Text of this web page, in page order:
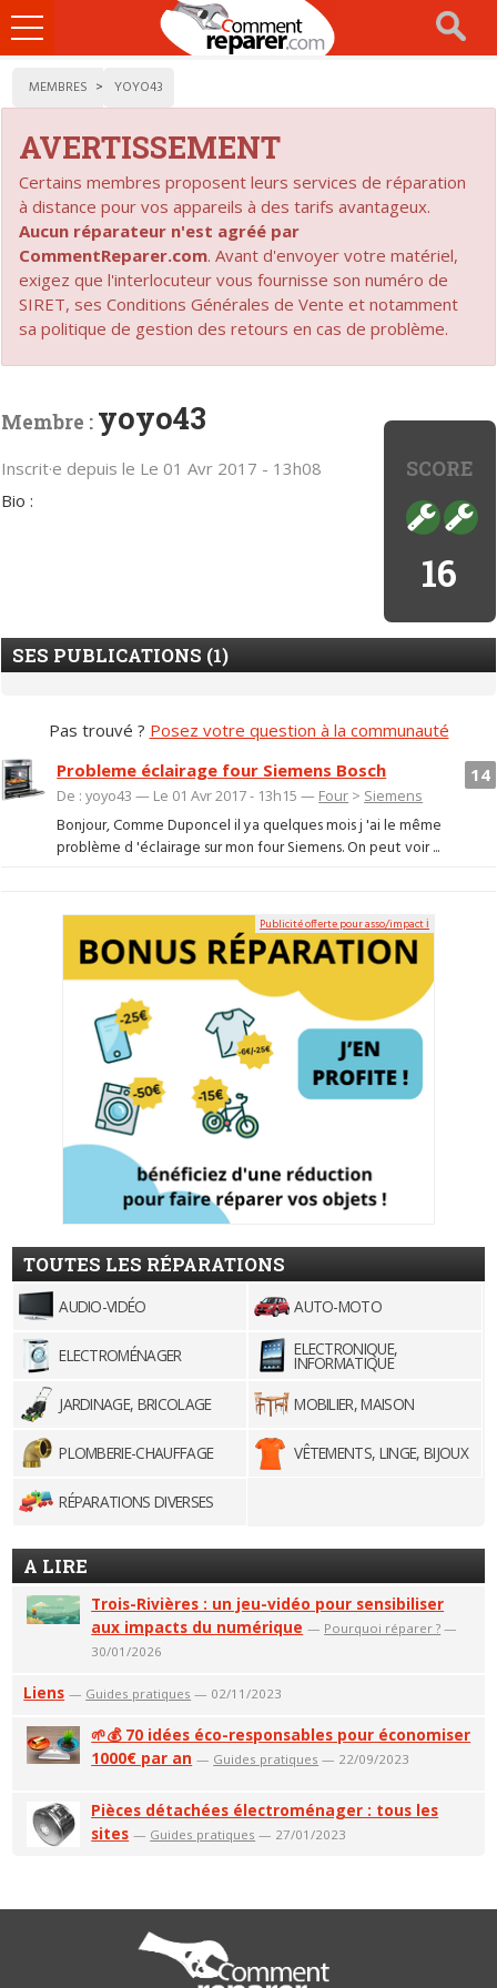
Ouvrir
le
MEMBRES YOYO43
AVERTISSEMENT
Certains membres proposent leurs services de réparation
à distance pour vos appareils à des tarifs avantageux.
Aucun réparateur n'est agréé par
CommentReparer.com. Avant d'envoyer votre matériel,
exigez que l'interlocuteur vous fournisse son numéro de
SIRET, ses Conditions Générales de Vente et notamment
sa politique de gestion des retours en cas de problème.
SCORE
16
Membre : yoyo43
Inscrit·e depuis le Le 01 Avr 2017 - 13h08
Bio :
SES PUBLICATIONS (1)
Pas trouvé ? Posez votre question à la communauté
14
Probleme éclairage four Siemens Bosch
De : yoyo43 — Le 01 Avr 2017 - 13h15 — Four > Siemens
Bonjour, Comme Duponcel il ya quelques mois j 'ai le même
problème d 'éclairage sur mon four Siemens. On peut voir ...
Publicité offerte pour asso/impact ℹ
TOUTES LES RÉPARATIONS
AUDIO-VIDÉO AUTO-MOTO
ELECTROMÉNAGER ELECTRONIQUE,
INFORMATIQUE
JARDINAGE, BRICOLAGE
MOBILIER, MAISON
PLOMBERIE-CHAUFFAGE VÊTEMENTS, LINGE, BIJOUX
RÉPARATIONS DIVERSES
A LIRE
Trois-Rivières : un jeu-vidéo pour sensibiliser
aux impacts du numérique — Pourquoi réparer ? —
30/01/2026
Liens — Guides pratiques — 02/11/2023
🌱💰 70 idées éco-responsables pour économiser
1000€ par an — Guides pratiques — 22/09/2023
Pièces détachées électroménager : tous les
sites — Guides pratiques — 27/01/2023